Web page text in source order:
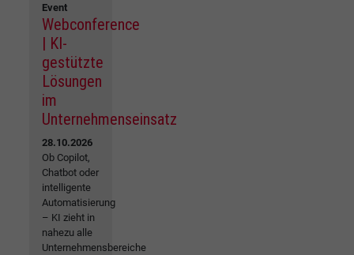
Event
Webconference
| KI-
gestützte
Lösungen
im
Unternehmenseinsatz
28.10.2026
Ob Copilot,
Chatbot oder
intelligente
Automatisierung
– KI zieht in
nahezu alle
Unternehmensbereiche